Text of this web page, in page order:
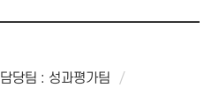
담당팀 : 성과평가팀